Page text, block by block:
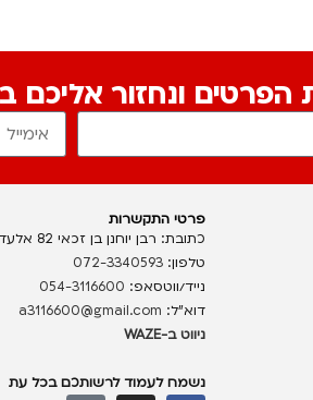
הפרטים ונחזור אליכם
פרטי התקשרות
כתובת: רבן יוחנן בן זכאי 82 אלעד
טלפון: 072-3340593
נייד/ווטסאפ: 054-3116600
דוא”ל: a3116600@gmail.com
ניווט ב-WAZE
נשמח לעמוד לרשותכם בכל עת